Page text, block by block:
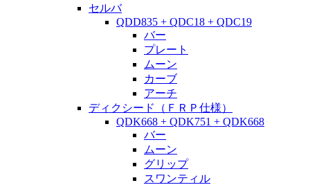
セルバ
QDD835 + QDC18 + QDC19
バー
プレート
ムーン
カーブ
アーチ
ディクシード（ＦＲＰ仕様）
QDK668 + QDK751 + QDK668
バー
ムーン
グリップ
スワンティル